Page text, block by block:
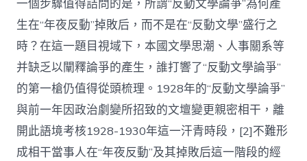
端
–
文
史
–
中
國
作
家
網〉
中
一個步驟值得詰問的是，所謂“反動文學論爭”為何產
生在“年夜反動”掉敗后，而不是在“反動文學”盛行之
時？在這一題目視域下，本國文學思潮、人事關系等
并缺乏以闡釋論爭的產生，誰打響了“反動文學論爭”
的第一槍仍值得從頭梳理。1928年的“反動文學論爭”
與前一年因政治劇變所招致的文壇變更親密相干，離
開此語境考核1928-1930年這一汗青時段，[2]不難形
成相干當事人在“年夜反動”及其掉敗后這一階段的經